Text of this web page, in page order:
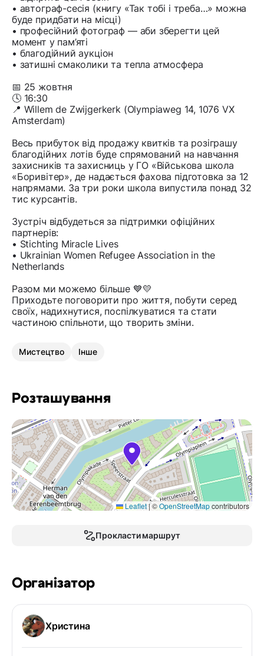
• автограф-сесія (книгу «Так тобі і треба…» можна
буде придбати на місці)
• професійний фотограф — аби зберегти цей
момент у пам’яті
• благодійний аукціон
• затишні смаколики та тепла атмосфера
📅 25 жовтня
🕓 16:30
📍 Willem de Zwijgerkerk (Olympiaweg 14, 1076 VX
Amsterdam)
Весь прибуток від продажу квитків та розіграшу
благодійних лотів буде спрямований на навчання
захисників та захисниць у ГО «Військова школа
«Боривітер», де надається фахова підготовка за 12
напрямами. За три роки школа випустила понад 32
тис курсантів.
Зустріч відбудеться за підтримки офіційних
партнерів:
• Stichting Miracle Lives
• Ukrainian Women Refugee Association in the
Netherlands
Разом ми можемо більше 💙💛
Приходьте поговорити про життя, побути серед
своїх, надихнутися, поспілкуватися та стати
частиною спільноти, що творить зміни.
Мистецтво Інше
Розташування
Leaflet|©OpenStreetMapcontributors
Прокласти маршрут
Організатор
Христина